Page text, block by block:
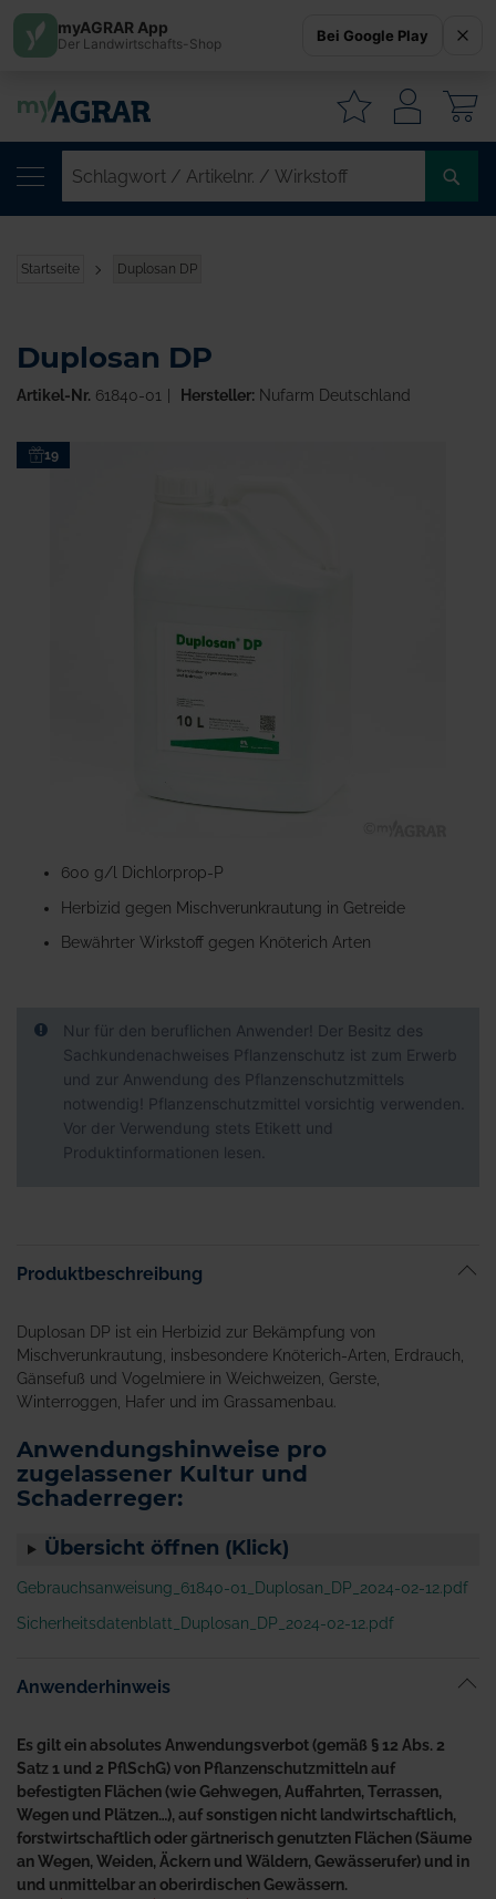
Startseite Duplosan DP
Zum19
Anfang
Bildgalerie
springen
Duplosan DP
Artikel-Nr. 61840-01 Hersteller:Nufarm Deutschland
600 g/l Dichlorprop-P
Herbizid gegen Mischverunkrautung in Getreide
Bewährter Wirkstoff gegen Knöterich Arten
Nur für den beruflichen Anwender! Der Besitz des
Sachkundenachweises Pflanzenschutz ist zum Erwerb
und zur Anwendung des Pflanzenschutzmittels
notwendig! Pflanzenschutzmittel vorsichtig verwenden.
Vor der Verwendung stets Etikett und
Produktinformationen lesen.
Produktbeschreibung
Duplosan DP ist ein Herbizid zur Bekämpfung von
Mischverunkrautung, insbesondere Knöterich-Arten, Erdrauch,
Gänsefuß und Vogelmiere in Weichweizen, Gerste,
Winterroggen, Hafer und im Grassamenbau.
Anwendungshinweise pro
zugelassener Kultur und
Schaderreger:
Übersicht öffnen (Klick)
Gebrauchsanweisung_61840-01_Duplosan_DP_2024-02-12.pdf
Sicherheitsdatenblatt_Duplosan_DP_2024-02-12.pdf
Anwenderhinweis
Es gilt ein absolutes Anwendungsverbot (gemäß § 12 Abs. 2
Satz 1 und 2 PflSchG) von Pflanzenschutzmitteln auf
befestigten Flächen (wie Gehwegen, Auffahrten, Terrassen,
Wegen und Plätzen…), auf sonstigen nicht landwirtschaftlich,
forstwirtschaftlich oder gärtnerisch genutzten Flächen (Säume
an Wegen, Weiden, Äckern und Wäldern, Gewässerufer) und in
und unmittelbar an oberirdischen Gewässern.
myAGRAR App
Der Landwirtschafts-Shop Bei Google Play